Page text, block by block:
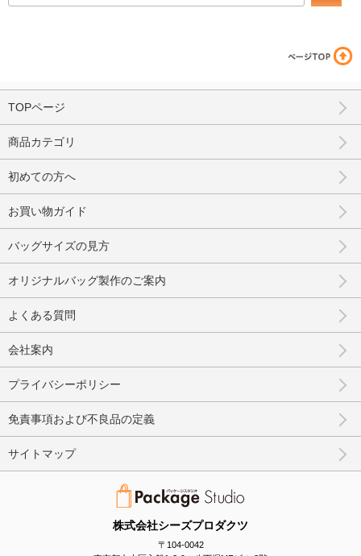
株式会社シーズプロダクツ
〒104-0042
TOPページ
商品カテゴリ
初めての方へ
お買い物ガイド
バッグサイズの見方
オリジナルバッグ製作のご案内
よくある質問
会社案内
プライバシーポリシー
免責事項および不良品の定義
サイトマップ